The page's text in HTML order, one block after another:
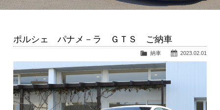
ポルシェ パナメ－ラ ＧＴＳ ご納車
2023.02.01
納車